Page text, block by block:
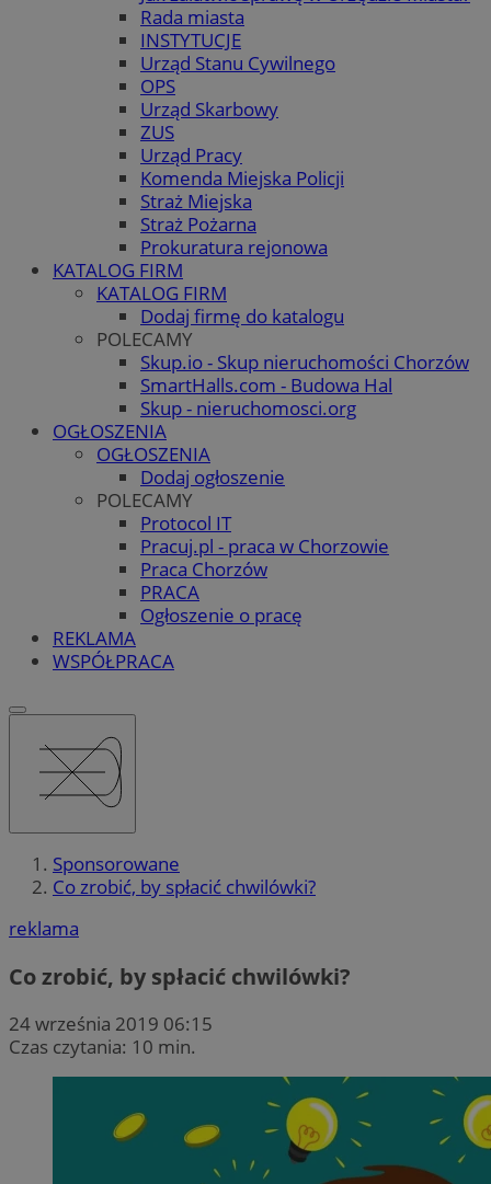
Rada miasta
INSTYTUCJE
Urząd Stanu Cywilnego
OPS
Urząd Skarbowy
ZUS
Urząd Pracy
Komenda Miejska Policji
Straż Miejska
Straż Pożarna
Prokuratura rejonowa
KATALOG FIRM
KATALOG FIRM
Dodaj firmę do katalogu
POLECAMY
Skup.io - Skup nieruchomości Chorzów
SmartHalls.com - Budowa Hal
Skup - nieruchomosci.org
OGŁOSZENIA
OGŁOSZENIA
Dodaj ogłoszenie
POLECAMY
Protocol IT
Pracuj.pl - praca w Chorzowie
Praca Chorzów
PRACA
Ogłoszenie o pracę
REKLAMA
WSPÓŁPRACA
Sponsorowane
​​​​​​​Co zrobić, by spłacić chwilówki?
reklama
​​​​​​​Co zrobić, by spłacić chwilówki?
24 września 2019 06:15
Czas czytania: 10 min.